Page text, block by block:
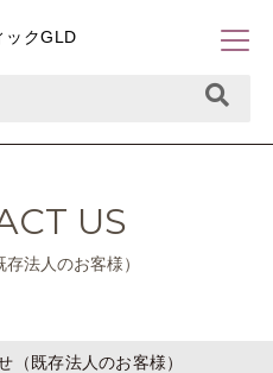
ックGLD
US
法人のお客様）
（既存法人のお客様）